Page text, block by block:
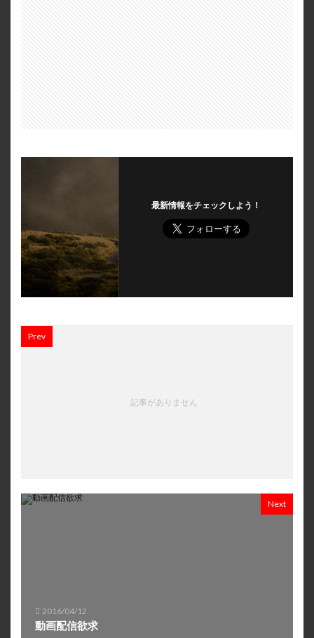
最新情報をチェックしよう！
Prev
記事がありません
Next
2016/04/12
動画配信欲求